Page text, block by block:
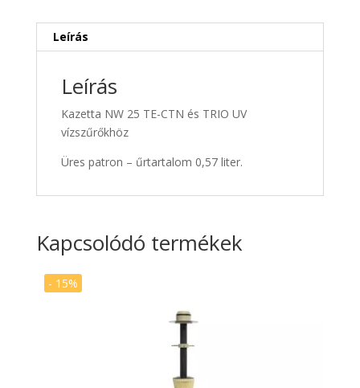
Leírás
Leírás
Kazetta NW 25 TE-CTN és TRIO UV
vízszűrőkhöz
Üres patron – űrtartalom 0,57 liter.
Kapcsolódó termékek
- 15%